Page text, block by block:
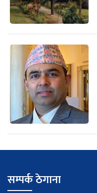
सम्पर्क ठेगाना